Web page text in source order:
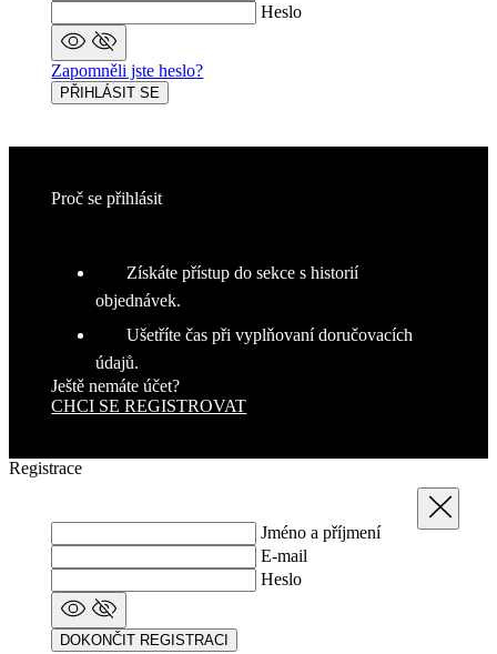
Heslo
Zapomněli jste heslo?
PŘIHLÁSIT SE
Proč se přihlásit
Získáte přístup do sekce s historií
objednávek.
Ušetříte čas při vyplňovaní doručovacích
údajů.
Ještě nemáte účet?
CHCI SE REGISTROVAT
Zavřít
Registrace
Jméno a příjmení
E-mail
Heslo
DOKONČIT REGISTRACI